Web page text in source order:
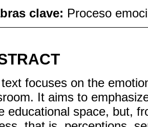
clave: Proceso
focuses on the
It aims to
educational space, but,